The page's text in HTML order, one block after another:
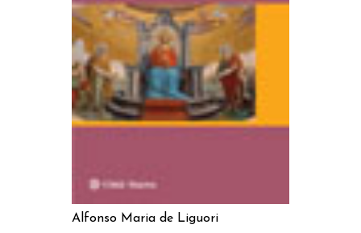
LEGGI TUTTO
Alfonso Maria de Liguori